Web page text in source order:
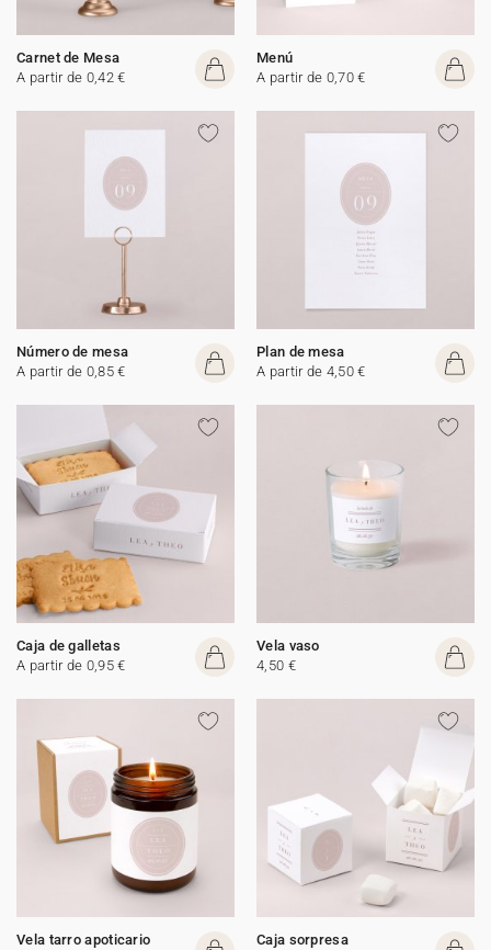
Carnet de Mesa
A partir de 0,42 €
Menú
A partir de 0,70 €
Número de mesa
A partir de 0,85 €
Plan de mesa
A partir de 4,50 €
Caja de galletas
A partir de 0,95 €
Vela vaso
4,50 €
Vela tarro apoticario
Caja sorpresa